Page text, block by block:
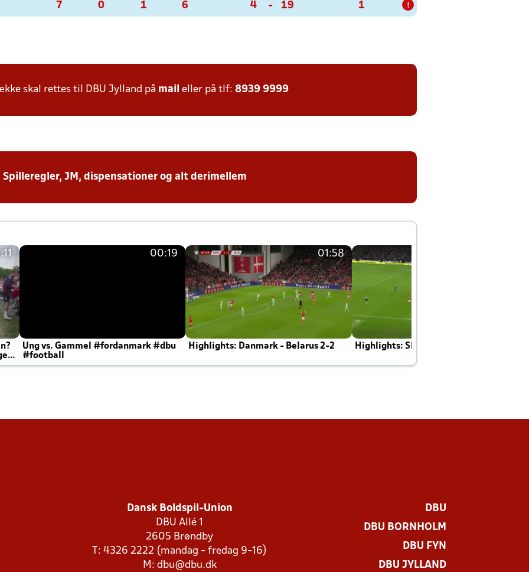
7 0 1 6 4 - 19 1 !
skal rettes til DBU Jylland på mail eller på tlf: 8939 9999
JM, dispensationer og alt derimellem
00:19
Ung vs. Gammel #fordanmark #dbu
#football
01:58
Highlights: Danmark - Belarus 2-2 Highlights: Skotland - Danmark 4-2
Dansk Boldspil-Union
DBU Allé 1
2605 Brøndby
T: 4326 2222 (mandag - fredag 9-16)
M: dbu@dbu.dk
DBU
DBU BORNHOLM
DBU FYN
DBU JYLLAND